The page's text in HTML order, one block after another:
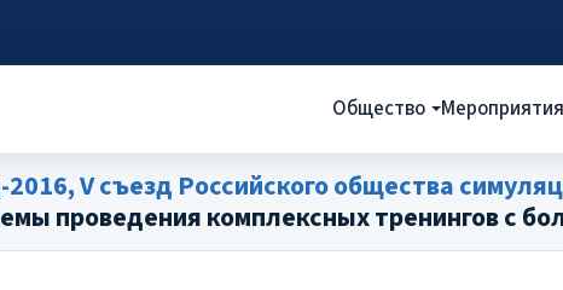
Общество Мероприятия
V съезд Российского общества
проведения комплексных тренингов с